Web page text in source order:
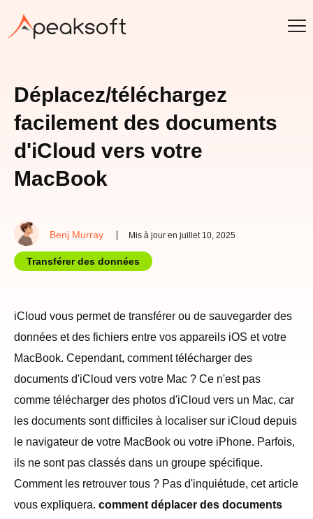
Déplacez/téléchargez
facilement des documents
d'iCloud vers votre
MacBook
Benj Murray Mis à jour en juillet 10, 2025
Transférer des données
iCloud vous permet de transférer ou de sauvegarder des
données et des fichiers entre vos appareils iOS et votre
MacBook. Cependant, comment télécharger des
documents d'iCloud vers votre Mac ? Ce n'est pas
comme télécharger des photos d'iCloud vers un Mac, car
les documents sont difficiles à localiser sur iCloud depuis
le navigateur de votre MacBook ou votre iPhone. Parfois,
ils ne sont pas classés dans un groupe spécifique.
Comment les retrouver tous ? Pas d'inquiétude, cet article
vous expliquera. comment déplacer des documents